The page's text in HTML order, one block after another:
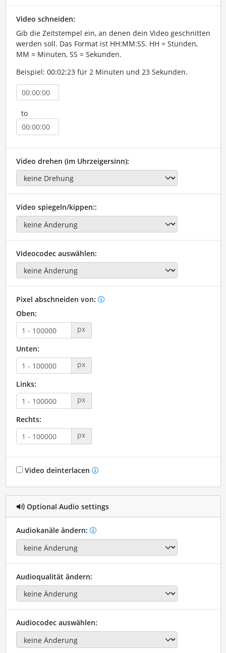
Video schneiden:
Gib die Zeitstempel ein, an denen dein Video geschnitten
werden soll. Das Format ist HH:MM:SS. HH = Stunden,
MM = Minuten, SS = Sekunden.
Beispiel: 00:02:23 für 2 Minuten und 23 Sekunden.
to
Video drehen (im Uhrzeigersinn):
Video spiegeln/kippen::
Videocodec auswählen:
Pixel abschneiden von:
Oben:
px
Unten:
px
Links:
px
Rechts:
px
Video deinterlacen
Optional Audio settings
Audiokanäle ändern:
Audioqualität ändern:
Audiocodec auswählen: